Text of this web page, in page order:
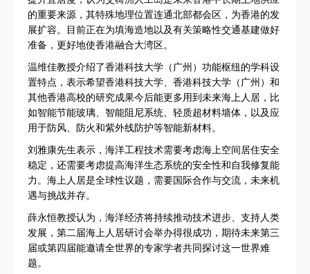
的重要来源，其特殊地理位置连通北部都会区，为香港的发
展扩容。目前正在为填海造地以及有关策略性交通基建做好
准备，更好地使香港融合大湾区。
温维佳教授介绍了香港科技大学（广州）功能枢纽的学科设
置特点，表示希望香港科技大学、香港科技大学（广州）和
其他香港高校的研究成果今后能更多用到未来海上人居，比
如智能节能玻璃、智能阻尼系统、轻质超材料墙体，以及应
用于防风、防火和紫外线防护等智能新材料。
刘雅康先生表示，海洋工程技术需要考虑海上空间居住安全
稳定，还需要考虑提高海洋生态系统的安全性和自我修复能
力。海上人居是全球性议题，需要国际合作与交流，未来机
遇与挑战并存。
薛永恒教授认为，海洋经济将持续推动技术进步、支持人类
发展，第二届海上人居研讨会举办得很成功，期待未来第三
届或第四届能邀请全世界的专家学者共同探讨这一世界难
题。